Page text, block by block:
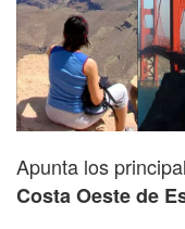
Apunta los
Costa Oeste de